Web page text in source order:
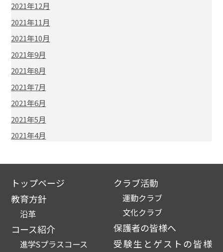
2021年12月
2021年11月
2021年10月
2021年9月
2021年8月
2021年7月
2021年6月
2021年5月
2021年4月
トップページ
教育方針
沿革
コース紹介
進学Sプラスコース
クラブ活動
運動クラブ
文化クラブ
保護者の皆様へ
受験生とゲストの皆様